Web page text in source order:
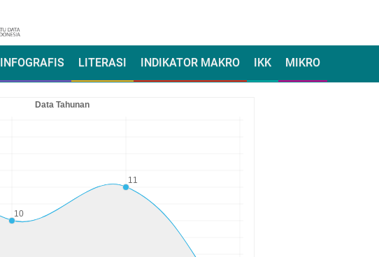
INFOGRAFIS LITERASI INDIKATOR MAKRO IKK MIKRO